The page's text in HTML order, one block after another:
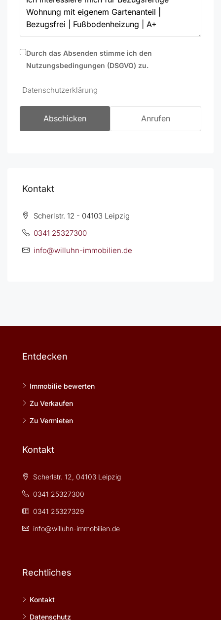
Durch das Absenden stimme ich den
Nutzungsbedingungen (DSGVO) zu.
Datenschutzerklärung
Abschicken Anrufen
Kontakt
Scherlstr. 12 - 04103 Leipzig
0341 25327300
info@willuhn-immobilien.de
Entdecken
Immobilie bewerten
Zu Verkaufen
Zu Vermieten
Kontakt
Scherlstr. 12, 04103 Leipzig
0341 25327300
0341 25327329
info@willuhn-immobilien.de
Rechtliches
Kontakt
Datenschutz